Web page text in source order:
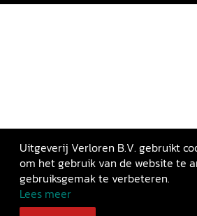
Uitgeverij Verloren B.V. gebruikt
om het gebruik van de website te
gebruiksgemak te verbeteren.
Lees meer